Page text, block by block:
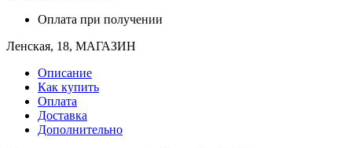
Оплата при получении
Ленская, 18, МАГАЗИН
Описание
Как купить
Оплата
Доставка
Дополнительно